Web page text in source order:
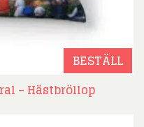
BESTÄLL
– Hästbröllop